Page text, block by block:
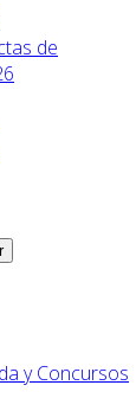
de
y Concursos